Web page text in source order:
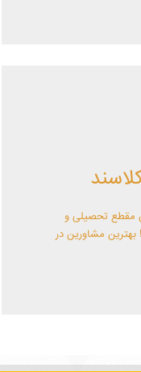
مقطع تحصیلی و
مشاورین در